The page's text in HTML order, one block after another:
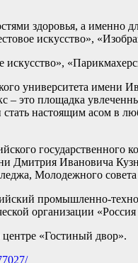
здоровья, а именно
искусство»,
университета
– это площадка
настоящим асом в
государственного
Дмитрия Ивановича
Молодежного
промышленно-
организации «Россия
«Гостиный двор».